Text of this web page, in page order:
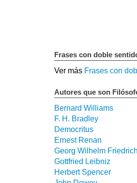
Frases con doble
Ver más Frases con
Autores que son
Bernard Williams
F. H. Bradley
Democritus
Ernest Renan
Georg Wilhelm
Gottfried Leibniz
Herbert Spencer